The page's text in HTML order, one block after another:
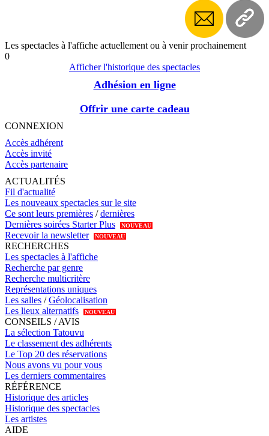
Les spectacles à l'affiche actuellement ou à venir prochainement
0
Afficher l'historique des spectacles
Adhésion en ligne
Offrir une carte cadeau
CONNEXION
Accès adhérent
Accès invité
Accès partenaire
ACTUALITÉS
Fil d'actualité
Les nouveaux spectacles sur le site
Ce sont leurs premières /dernières
Dernières soirées Starter Plus
NOUVEAU
Recevoir la newsletter NOUVEAU
RECHERCHES
Les spectacles à l'affiche
Recherche par genre
Recherche multicritère
Représentations uniques
Les salles /Géolocalisation
Les lieux alternatifs
NOUVEAU
CONSEILS / AVIS
La sélection Tatouvu
Le classement des adhérents
Le Top 20 des réservations
Nous avons vu pour vous
Les derniers commentaires
RÉFÉRENCE
Historique des articles
Historique des spectacles
Les artistes
AIDE